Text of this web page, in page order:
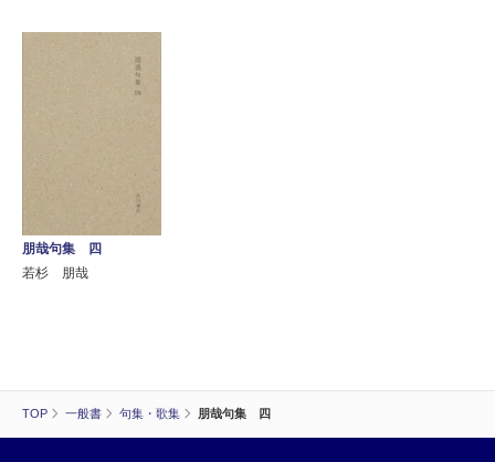
TOP 一般書 句集・歌集 朋哉句集 四
朋哉句集 四
若杉 朋哉